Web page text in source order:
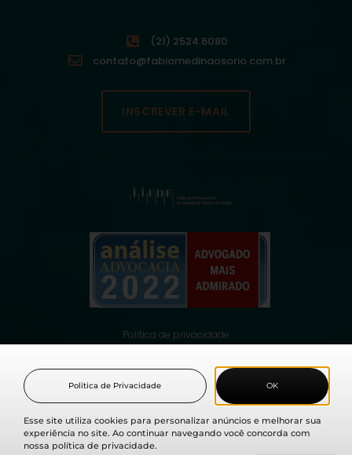
(21) 2524.6080
contato@fabiomedinaosorio.com.br
INSCREVER E-MAIL
Política de privacidade
© 2021 Fabio Medina Osorio, todos os direitos reservados.
Esse site utiliza cookies para personalizar anúncios e melhorar sua
experiência no site. Ao continuar navegando você concorda com
nossa política de privacidade.
OK
Política de Privacidade